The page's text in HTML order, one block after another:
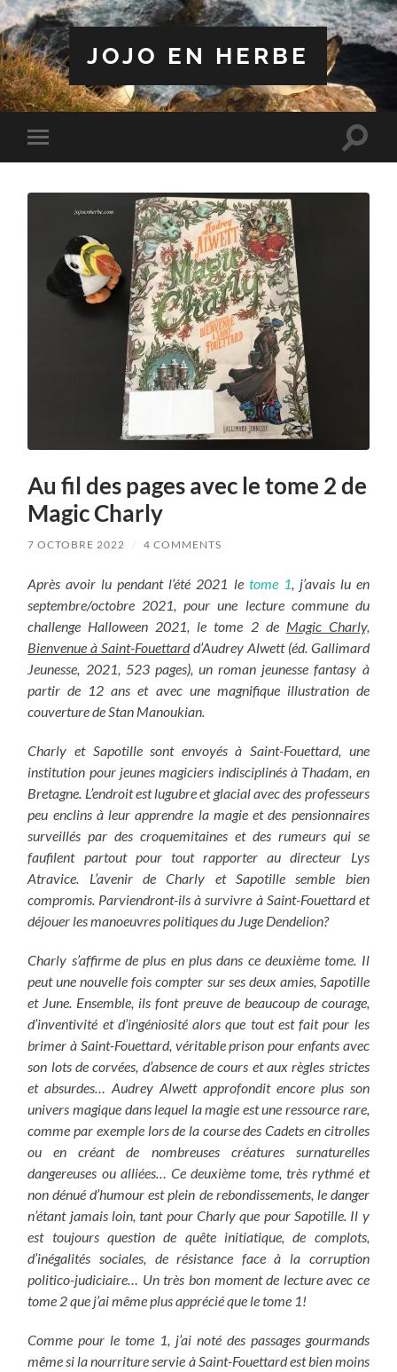
JOJO EN HERBE
Toggle
mobile
Toggle
Au fil des pages avec le tome 2 de
Magic Charly
7 OCTOBRE 2022 / 4 COMMENTS
Après avoir lu pendant l’été 2021 le tome 1 , j’avais lu en
septembre/octobre 2021, pour une lecture commune du
challenge Halloween 2021, le tome 2 de Magic Charly,
Bienvenue à Saint-Fouettardd’Audrey Alwett (éd. Gallimard
Jeunesse, 2021, 523 pages), un roman jeunesse fantasy à
partir de 12 ans et avec une magnifique illustration de
couverture de Stan Manoukian.
Charly et Sapotille sont envoyés à Saint-Fouettard, une
institution pour jeunes magiciers indisciplinés à Thadam, en
Bretagne. L’endroit est lugubre et glacial avec des professeurs
peu enclins à leur apprendre la magie et des pensionnaires
surveillés par des croquemitaines et des rumeurs qui se
faufilent partout pour tout rapporter au directeur Lys
Atravice. L’avenir de Charly et Sapotille semble bien
compromis. Parviendront-ils à survivre à Saint-Fouettard et
déjouer les manoeuvres politiques du Juge Dendelion?
Charly s’affirme de plus en plus dans ce deuxième tome. Il
peut une nouvelle fois compter sur ses deux amies, Sapotille
et June. Ensemble, ils font preuve de beaucoup de courage,
d’inventivité et d’ingéniosité alors que tout est fait pour les
brimer à Saint-Fouettard, véritable prison pour enfants avec
son lots de corvées, d’absence de cours et aux règles strictes
et absurdes… Audrey Alwett approfondit encore plus son
univers magique dans lequel la magie est une ressource rare,
comme par exemple lors de la course des Cadets en citrolles
ou en créant de nombreuses créatures surnaturelles
dangereuses ou alliées… Ce deuxième tome, très rythmé et
non dénué d’humour est plein de rebondissements, le danger
n’étant jamais loin, tant pour Charly que pour Sapotille. Il y
est toujours question de quête initiatique, de complots,
d’inégalités sociales, de résistance face à la corruption
politico-judiciaire… Un très bon moment de lecture avec ce
tome 2 que j’ai même plus apprécié que le tome 1!
Comme pour le tome 1, j’ai noté des passages gourmands
même si la nourriture servie à Saint-Fouettard est bien moins